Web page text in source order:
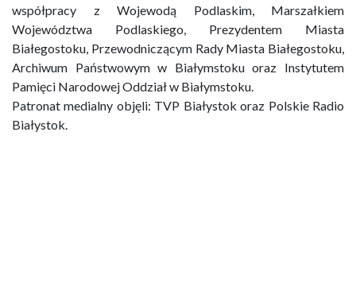
współpracy z Wojewodą Podlaskim, Marszałkiem
Województwa Podlaskiego, Prezydentem Miasta
Białegostoku, Przewodniczącym Rady Miasta Białegostoku,
Archiwum Państwowym w Białymstoku oraz Instytutem
Pamięci Narodowej Oddział w Białymstoku.
Patronat medialny objęli: TVP Białystok oraz Polskie Radio
Białystok.